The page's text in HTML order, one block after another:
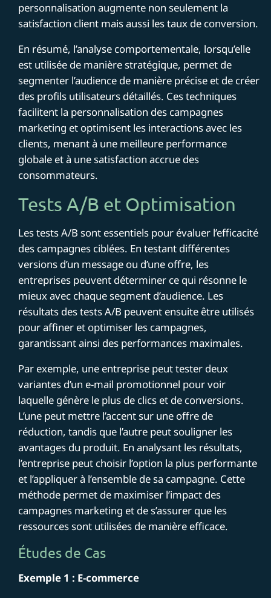
personnalisation augmente non seulement la
satisfaction client mais aussi les taux de conversion.
En résumé, l’analyse comportementale, lorsqu’elle
est utilisée de manière stratégique, permet de
segmenter l’audience de manière précise et de créer
des profils utilisateurs détaillés. Ces techniques
facilitent la personnalisation des campagnes
marketing et optimisent les interactions avec les
clients, menant à une meilleure performance
globale et à une satisfaction accrue des
consommateurs.
Tests A/B et Optimisation
Les tests A/B sont essentiels pour évaluer l’efficacité
des campagnes ciblées. En testant différentes
versions d’un message ou d’une offre, les
entreprises peuvent déterminer ce qui résonne le
mieux avec chaque segment d’audience. Les
résultats des tests A/B peuvent ensuite être utilisés
pour affiner et optimiser les campagnes,
garantissant ainsi des performances maximales.
Par exemple, une entreprise peut tester deux
variantes d’un e-mail promotionnel pour voir
laquelle génère le plus de clics et de conversions.
L’une peut mettre l’accent sur une offre de
réduction, tandis que l’autre peut souligner les
avantages du produit. En analysant les résultats,
l’entreprise peut choisir l’option la plus performante
et l’appliquer à l’ensemble de sa campagne. Cette
méthode permet de maximiser l’impact des
campagnes marketing et de s’assurer que les
ressources sont utilisées de manière efficace.
Études de Cas
Exemple 1 : E-commerce